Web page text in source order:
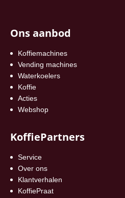
Ons aanbod
Koffiemachines
Vending machines
Waterkoelers
Koffie
Acties
Webshop
KoffiePartners
Service
Over ons
Klantverhalen
KoffiePraat